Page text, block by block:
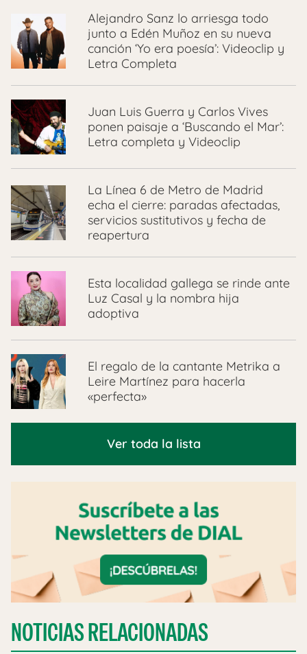
Alejandro Sanz lo arriesga todo
junto a Edén Muñoz en su nueva
canción ‘Yo era poesía’: Videoclip y
Letra Completa
Juan Luis Guerra y Carlos Vives
ponen paisaje a ‘Buscando el Mar’:
Letra completa y Videoclip
La Línea 6 de Metro de Madrid
echa el cierre: paradas afectadas,
servicios sustitutivos y fecha de
reapertura
Esta localidad gallega se rinde ante
Luz Casal y la nombra hija
adoptiva
El regalo de la cantante Metrika a
Leire Martínez para hacerla
«perfecta»
Ver toda la lista
NOTICIAS RELACIONADAS